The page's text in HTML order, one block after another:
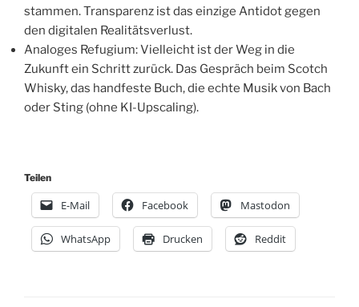
stammen. Transparenz ist das einzige Antidot gegen
den digitalen Realitätsverlust.
​Analoges Refugium: Vielleicht ist der Weg in die
Zukunft ein Schritt zurück. Das Gespräch beim Scotch
Whisky, das handfeste Buch, die echte Musik von Bach
oder Sting (ohne KI-Upscaling).
Teilen
E-Mail Facebook Mastodon
WhatsApp Drucken Reddit